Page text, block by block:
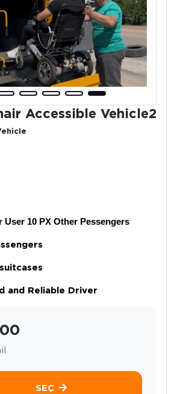
Accessible Vehicle2
User 10 PX Other Pessengers
and Reliable Driver
SEÇ